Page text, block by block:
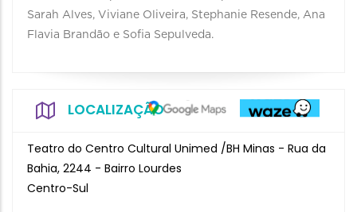
Sarah Alves, Viviane Oliveira, Stephanie Resende, Ana
Flavia Brandão e Sofia Sepulveda.
LOCALIZAÇÃO
Teatro do Centro Cultural Unimed /BH Minas - Rua da
Bahia, 2244 - Bairro Lourdes
Centro-Sul